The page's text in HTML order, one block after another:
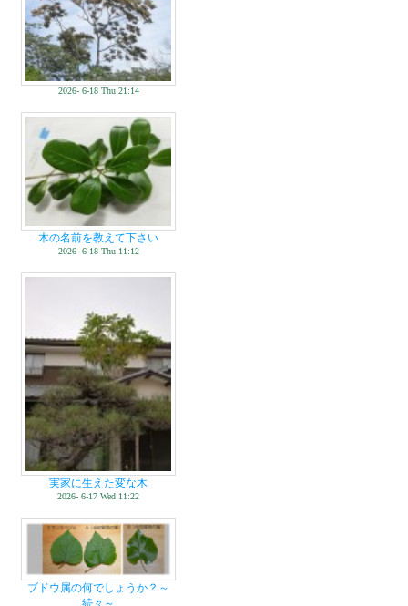
2026- 6-18 Thu 21:14
木の名前を教えて下さい
2026- 6-18 Thu 11:12
実家に生えた変な木
2026- 6-17 Wed 11:22
ブドウ属の何でしょうか？～
続々～